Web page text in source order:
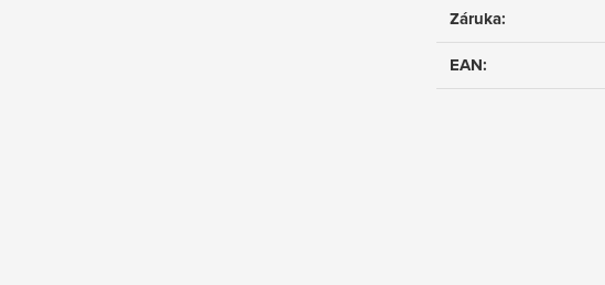
Záruka:
EAN: